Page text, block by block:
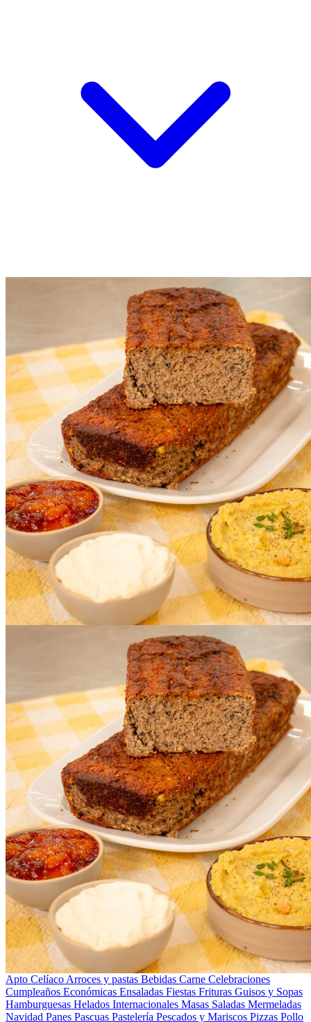
Apto Celíaco Arroces y pastas Bebidas Carne Celebraciones
Cumpleaños Económicas Ensaladas Fiestas Frituras Guisos y Sopas
Hamburguesas Helados Internacionales Masas Saladas Mermeladas
Navidad Panes Pascuas Pastelería Pescados y Mariscos Pizzas Pollo